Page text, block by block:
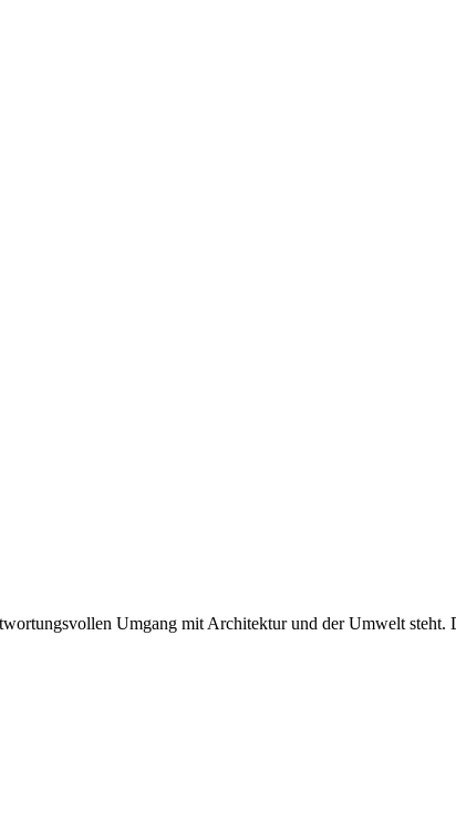
Umgang mit Architektur und der Umwelt steht.